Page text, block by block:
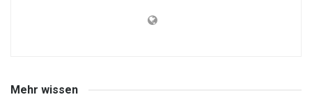
Mehr wissen